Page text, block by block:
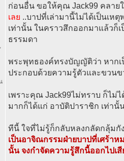
ก่อนอื่น ขอให้คุณ Jack99 คลาย
เลย ..บาปที่เล่ามานี้ไม่ได้เป็นเห
เท่านั้น ในคราวสึกออกมาแล้วก็
ธรรมดา
พระพุทธองค์ทรงบัญญัติว่า หากเ
ประกอบด้วยความรู้ตัวและขวนข
เพราะคุณ Jack99ไม่ทราบ ก็ไ
มากก็ได้แก่ อาบัติปาราชิก เท่านั้
ทีนี้ ใจที่ไม่รู้ก็กลับหลงกลัดกลุ้มกั
เป็นอาจิณกรรมฝ่ายบาปที่เศร้าห
นั้น จงกำจัดความรู้สึกนี้ออกไปเสี